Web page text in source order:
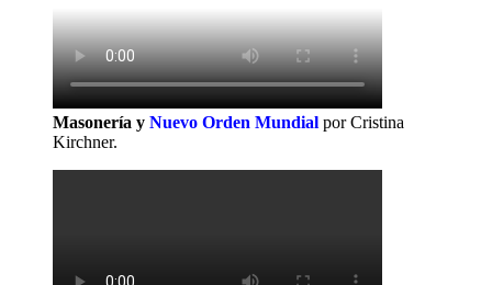
Masonería y Nuevo Orden Mundial por Cristina
Kirchner.